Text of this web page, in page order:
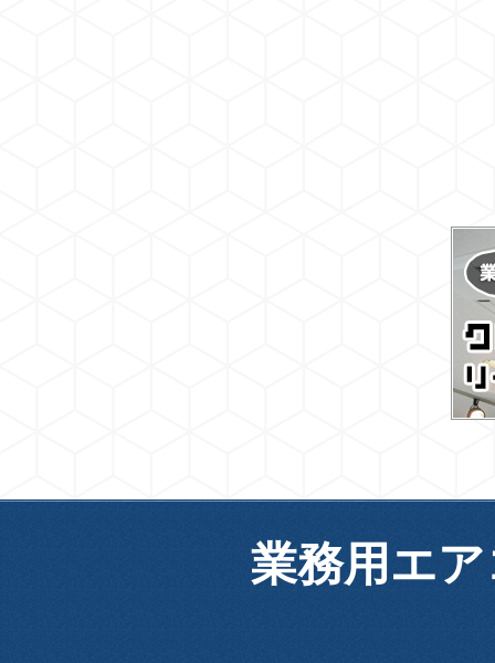
業務用エ